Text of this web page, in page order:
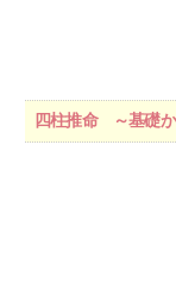
四柱推命 ～基礎か